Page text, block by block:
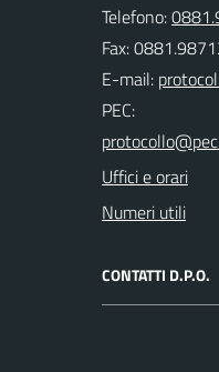
Telefono:
Fax:
E-mail:
PEC:
Uffici e orari
Numeri utili
CONTATTI D.P.O.